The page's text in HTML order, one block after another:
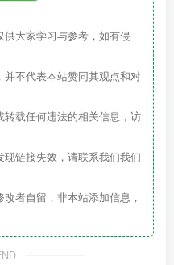
供大家学习与参考，如有侵
不代表本站赞同其观点和对
载任何违法的相关信息，访
链接失效，请联系我们我们
者自留，非本站添加信息，